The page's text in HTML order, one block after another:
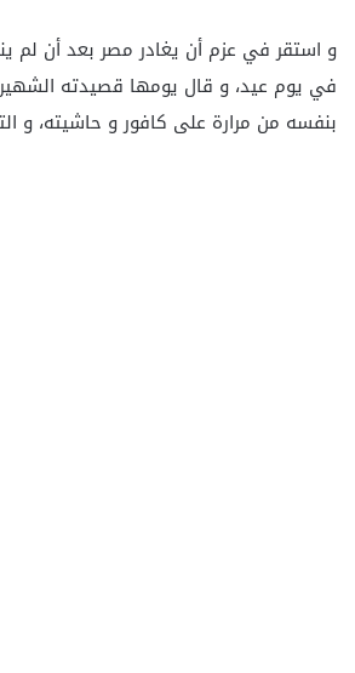
و استقر في عزم أن يغادر مصر بعد أن لم
في يوم عيد، و قال يومها قصيدته
بنفسه من مرارة على كافور و حاشيته، و